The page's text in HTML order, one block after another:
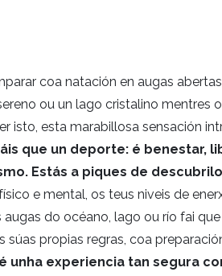
coa natación en augas
ou un lago cristalino mentres
isto, esta marabillosa sensación
que un deporte: é benestar,
Estás a piques de
e mental, os teus niveis de
do océano, lago ou río fai
propias regras, coa
unha experiencia tan segura